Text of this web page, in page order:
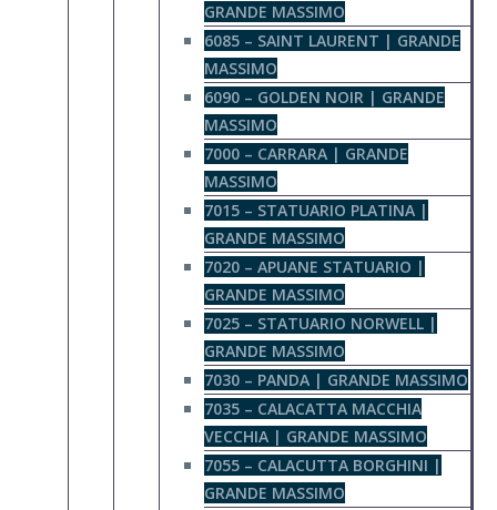
GRANDE MASSIMO
6085 – SAINT LAURENT | GRANDE
MASSIMO
6090 – GOLDEN NOIR | GRANDE
MASSIMO
7000 – CARRARA | GRANDE
MASSIMO
7015 – STATUARIO PLATINA |
GRANDE MASSIMO
7020 – APUANE STATUARIO |
GRANDE MASSIMO
7025 – STATUARIO NORWELL |
GRANDE MASSIMO
7030 – PANDA | GRANDE MASSIMO
7035 – CALACATTA MACCHIA
VECCHIA | GRANDE MASSIMO
7055 – CALACUTTA BORGHINI |
GRANDE MASSIMO